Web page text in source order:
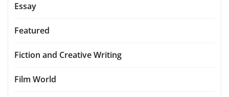
Essay
Featured
Fiction and Creative Writing
Film World